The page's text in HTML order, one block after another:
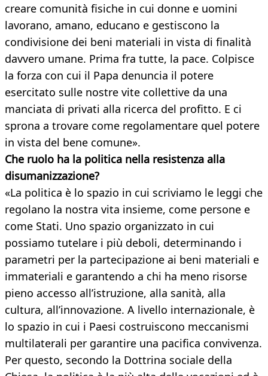
creare comunità fisiche in cui donne e uomini
lavorano, amano, educano e gestiscono la
condivisione dei beni materiali in vista di finalità
davvero umane. Prima fra tutte, la pace. Colpisce
la forza con cui il Papa denuncia il potere
esercitato sulle nostre vite collettive da una
manciata di privati alla ricerca del profitto. E ci
sprona a trovare come regolamentare quel potere
in vista del bene comune».
Che ruolo ha la politica nella resistenza alla
disumanizzazione?
«La politica è lo spazio in cui scriviamo le leggi che
regolano la nostra vita insieme, come persone e
come Stati. Uno spazio organizzato in cui
possiamo tutelare i più deboli, determinando i
parametri per la partecipazione ai beni materiali e
immateriali e garantendo a chi ha meno risorse
pieno accesso all’istruzione, alla sanità, alla
cultura, all’innovazione. A livello internazionale, è
lo spazio in cui i Paesi costruiscono meccanismi
multilaterali per garantire una pacifica convivenza.
Per questo, secondo la Dottrina sociale della